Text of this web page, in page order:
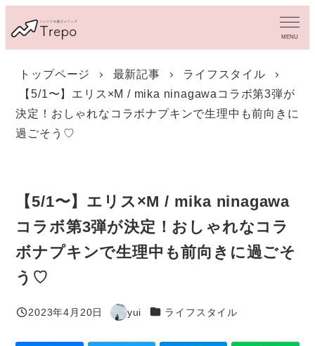
イ
MENU
トップページ 最新記事
ライフスタイル
【5/1〜】エリス×M / mika ninagawaコラボ第3弾が
決定！おしゃれなコラボナプキンで生理中も前向きに
過ごそう♡
【5/1〜】エリス×M / mika ninagawa
コラボ第3弾が決定！おしゃれなコラ
ボナプキンで生理中も前向きに過ごそ
う♡
投稿日
2023年4月20日
著
yui カテゴリー
ライフスタイル